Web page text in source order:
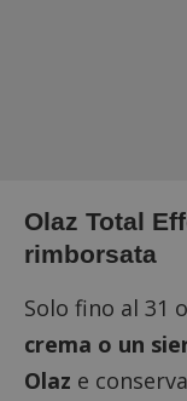
Olaz Total
rimborsata
Solo fino al 31
crema o un
Olaz e